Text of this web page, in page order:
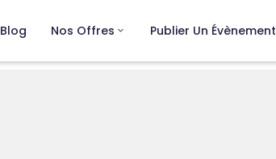
Blog Nos Offres Publier Un Évènement